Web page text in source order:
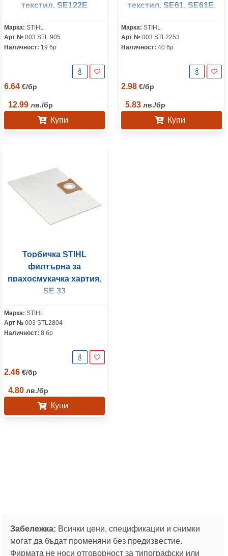
текстил, SE122E
Марка: STIHL
Арт № 003 STL 905
Наличност: 19 бр
6.64 €/бр
12.99 лв./бр
Купи
текстил, SE61, SE61E,
Марка: STIHL
Арт № 003 STL2253
Наличност: 40 бр
2.98 €/бр
5.83 лв./бр
Купи
Торбичка STIHL
филтърна за
прахосмукачка хартия,
SE 33
Марка: STIHL
Арт № 003 STL2804
Наличност: 8 бр
2.46 €/бр
4.80 лв./бр
Купи
Забележка: Всички цени, спецификации и снимки
могат да бъдат променяни без предизвестие.
Фирмата не носи отговорност за типографски или